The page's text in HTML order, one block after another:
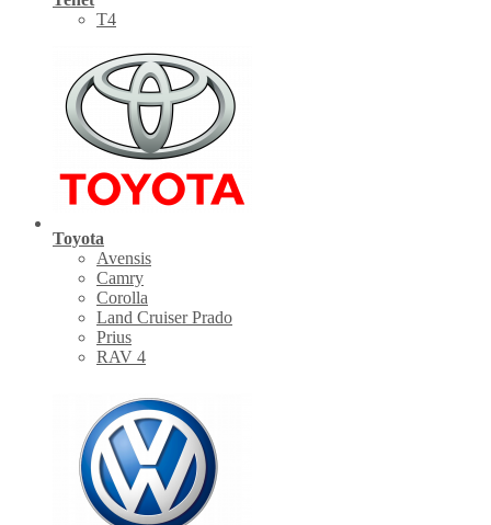
Т4
Toyota
Avensis
Camry
Corolla
Land Cruiser Prado
Prius
RAV 4